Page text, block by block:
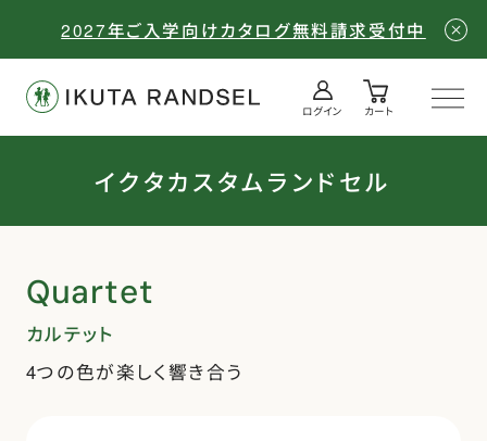
2027年ご入学向けカタログ無料請求受付中
ログイン カート
カート
Quartet(カルテット)
イクタカスタムランドセル
Quartet
カルテット
4つの色が楽しく響き合う